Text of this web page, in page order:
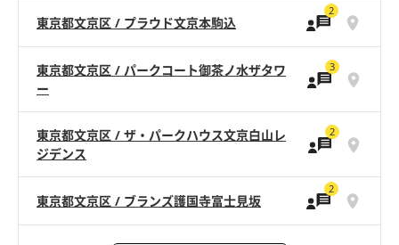
東京都文京区 / プラウド文京本駒込
2
東京都文京区 / パークコート御茶ノ水ザタワ
ー
3
東京都文京区 / ザ・パークハウス文京白山レ
ジデンス
2
東京都文京区 / ブランズ護国寺富士見坂
2